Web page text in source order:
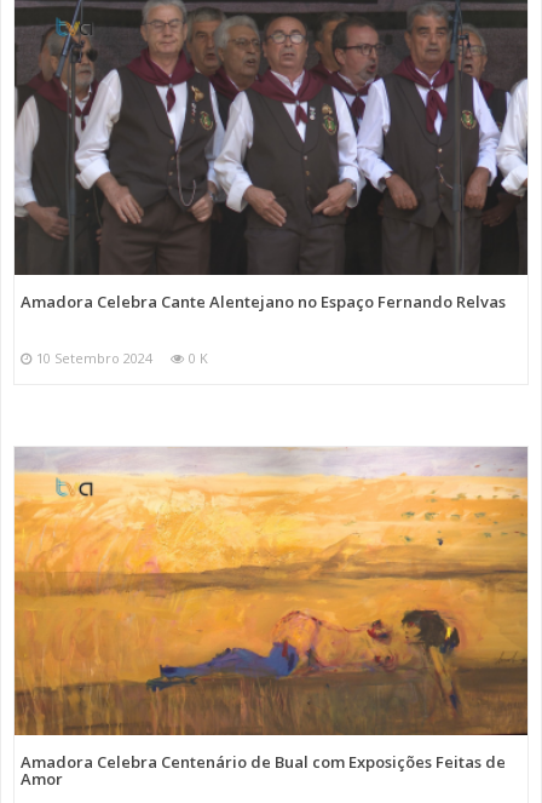
Amadora Celebra Cante Alentejano no Espaço Fernando Relvas
10 Setembro 2024 0 K
Amadora Celebra Centenário de Bual com Exposições Feitas de
Amor